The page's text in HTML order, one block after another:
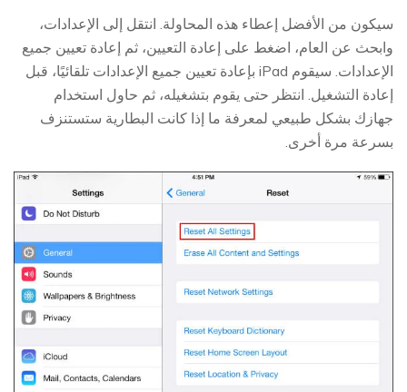
سيكون من الأفضل إعطاء هذه المحاولة. انتقل إلى الإعدادات،
وابحث عن العام، اضغط على إعادة التعيين، ثم إعادة تعيين جميع
الإعدادات. سيقوم iPad بإعادة تعيين جميع الإعدادات تلقائيًا، قبل
إعادة التشغيل. انتظر حتى يقوم بتشغيله، ثم حاول استخدام
جهازك بشكل طبيعي لمعرفة ما إذا كانت البطارية ستستنزف
بسرعة مرة أخرى.